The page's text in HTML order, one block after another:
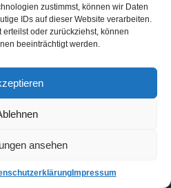
zustimmst, können wir Daten
IDs auf dieser Website verarbeiten.
oder zurückziehst, können
beeinträchtigt werden.
ansehen
Impressum
forum